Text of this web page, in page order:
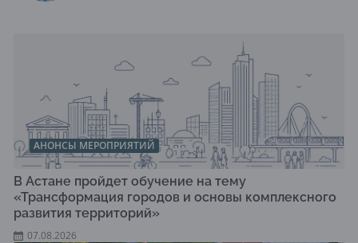
АНОНСЫ МЕРОПРИЯТИЙ
В Астане пройдет обучение на тему
«Трансформация городов и основы комплексного
развития территорий»
07.08.2026